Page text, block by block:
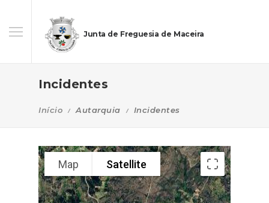
Junta de Freguesia de Maceira
Incidentes
Início Autarquia Incidentes
Map Satellite